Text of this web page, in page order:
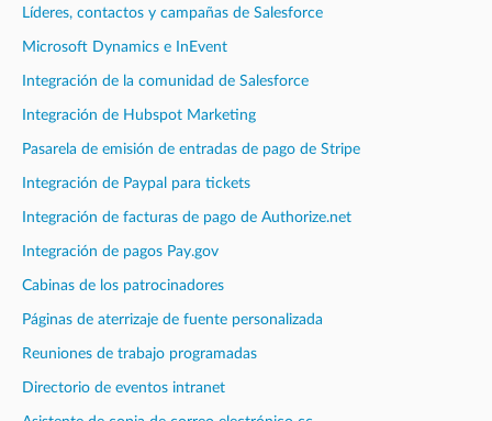
Líderes, contactos y campañas de Salesforce
Microsoft Dynamics e InEvent
Integración de la comunidad de Salesforce
Integración de Hubspot Marketing
Pasarela de emisión de entradas de pago de Stripe
Integración de Paypal para tickets
Integración de facturas de pago de Authorize.net
Integración de pagos Pay.gov
Cabinas de los patrocinadores
Páginas de aterrizaje de fuente personalizada
Reuniones de trabajo programadas
Directorio de eventos intranet